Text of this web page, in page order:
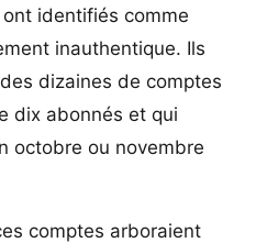
identifiés comme
inauthentique. Ils
dizaines de comptes
dix abonnés et qui
octobre ou novembre
comptes arboraient